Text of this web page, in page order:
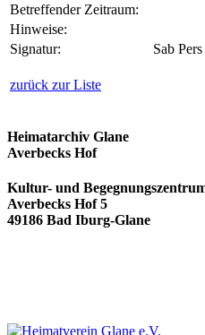
Betreffender Zeitraum:
Hinweise:
Signatur:
Sab
zurück zur Liste
Heimatarchiv Glane
Averbecks Hof
Kultur- und
Averbecks Hof 5
49186 Bad Iburg-Glane